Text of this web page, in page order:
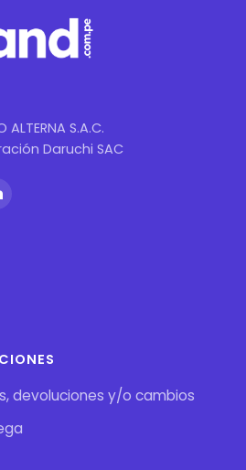
ALTERNA S.A.C.
Daruchi SAC
devoluciones y/o cambios